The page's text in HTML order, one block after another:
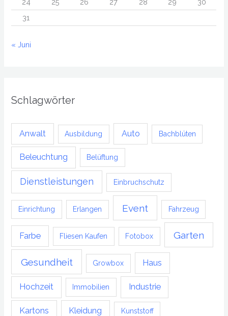
24 25 26 27 28 29
30
31
« Juni
Schlagwörter
Anwalt Ausbildung Auto Bachblüten
Beleuchtung Belüftung
Dienstleistungen Einbruchschutz
Einrichtung Erlangen Event Fahrzeug
Farbe Fliesen Kaufen Fotobox Garten
Gesundheit Growbox Haus
Hochzeit Immobilien Industrie
Kartons Kleidung Kunststoff